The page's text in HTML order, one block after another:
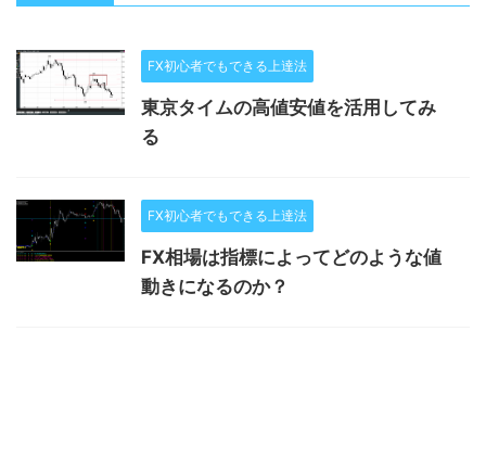
FX初心者でもできる上達法
東京タイムの高値安値を活用してみ
る
FX初心者でもできる上達法
FX相場は指標によってどのような値
動きになるのか？